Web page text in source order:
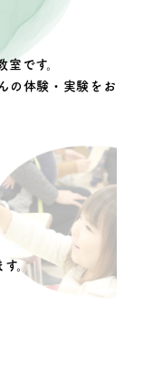
です。
の体験・実験をお
す。